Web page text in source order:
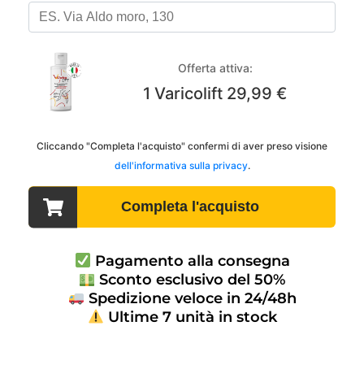
Pagamento alla consegna
Sconto esclusivo del 50%
Spedizione veloce in 24/48h
Ultime 7 unità in stock